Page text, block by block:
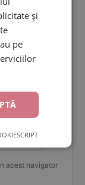
acest navigator
și
pe